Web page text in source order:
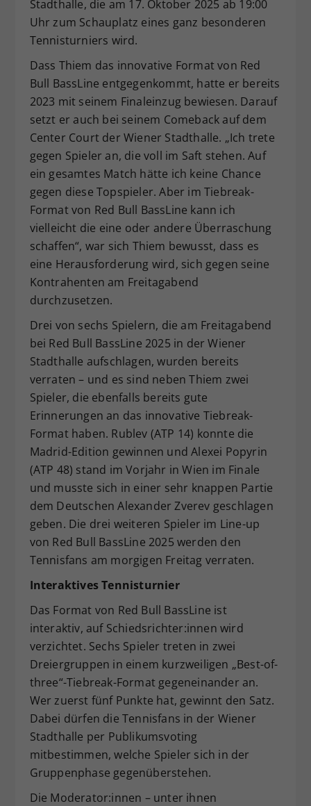
Stadthalle, die am 17. Oktober 2025 ab 19:00
Uhr zum Schauplatz eines ganz besonderen
Tennisturniers wird.
Dass Thiem das innovative Format von Red
Bull BassLine entgegenkommt, hatte er bereits
2023 mit seinem Finaleinzug bewiesen. Darauf
setzt er auch bei seinem Comeback auf dem
Center Court der Wiener Stadthalle. „Ich trete
gegen Spieler an, die voll im Saft stehen. Auf
ein gesamtes Match hätte ich keine Chance
gegen diese Topspieler. Aber im Tiebreak-
Format von Red Bull BassLine kann ich
vielleicht die eine oder andere Überraschung
schaffen“, war sich Thiem bewusst, dass es
eine Herausforderung wird, sich gegen seine
Kontrahenten am Freitagabend
durchzusetzen.
Drei von sechs Spielern, die am Freitagabend
bei Red Bull BassLine 2025 in der Wiener
Stadthalle aufschlagen, wurden bereits
verraten – und es sind neben Thiem zwei
Spieler, die ebenfalls bereits gute
Erinnerungen an das innovative Tiebreak-
Format haben. Rublev (ATP 14) konnte die
Madrid-Edition gewinnen und Alexei Popyrin
(ATP 48) stand im Vorjahr in Wien im Finale
und musste sich in einer sehr knappen Partie
dem Deutschen Alexander Zverev geschlagen
geben. Die drei weiteren Spieler im Line-up
von Red Bull BassLine 2025 werden den
Tennisfans am morgigen Freitag verraten.
Interaktives Tennisturnier
Das Format von Red Bull BassLine ist
interaktiv, auf Schiedsrichter:innen wird
verzichtet. Sechs Spieler treten in zwei
Dreiergruppen in einem kurzweiligen „Best-of-
three“-Tiebreak-Format gegeneinander an.
Wer zuerst fünf Punkte hat, gewinnt den Satz.
Dabei dürfen die Tennisfans in der Wiener
Stadthalle per Publikumsvoting
mitbestimmen, welche Spieler sich in der
Gruppenphase gegenüberstehen.
Die Moderator:innen – unter ihnen